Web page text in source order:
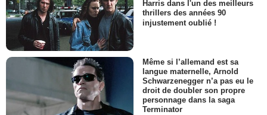
Harris dans l'un des meilleurs
thrillers des années 90
injustement oublié !
Même si l’allemand est sa
langue maternelle, Arnold
Schwarzenegger n’a pas eu le
droit de doubler son propre
personnage dans la saga
Terminator